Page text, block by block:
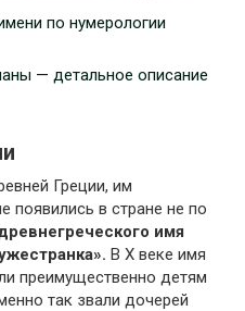
по нумерологии
— детальное описание
Греции, им
появились в стране не по
имя
В Х веке имя
преимущественно детям
так звали дочерей